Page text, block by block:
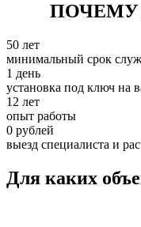
ПОЧЕМУ
50 лет
минимальный срок
1 день
установка под ключ на
12 лет
опыт работы
0 рублей
выезд специалиста и
Для каких